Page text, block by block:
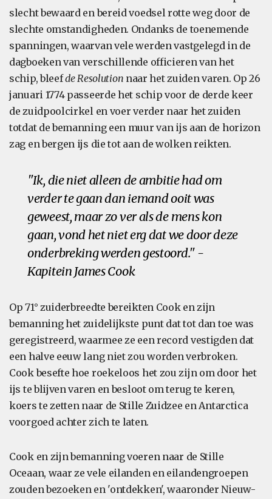
slecht bewaard en bereid voedsel rotte weg door de
slechte omstandigheden. Ondanks de toenemende
spanningen, waarvan vele werden vastgelegd in de
dagboeken van verschillende officieren van het
schip, bleefde Resolution naar het zuiden varen. Op 26
januari 1774 passeerde het schip voor de derde keer
de zuidpoolcirkel en voer verder naar het zuiden
totdat de bemanning een muur van ijs aan de horizon
zag en bergen ijs die tot aan de wolken reikten.
"Ik, die niet alleen de ambitie had om
verder te gaan dan iemand ooit was
geweest, maar zo ver als de mens kon
gaan, vond het niet erg dat we door deze
onderbreking werden gestoord." -
Kapitein James Cook
Op 71° zuiderbreedte bereikten Cook en zijn
bemanning het zuidelijkste punt dat tot dan toe was
geregistreerd, waarmee ze een record vestigden dat
een halve eeuw lang niet zou worden verbroken.
Cook besefte hoe roekeloos het zou zijn om door het
ijs te blijven varen en besloot om terug te keren,
koers te zetten naar de Stille Zuidzee en Antarctica
voorgoed achter zich te laten.
Cook en zijn bemanning voeren naar de Stille
Oceaan, waar ze vele eilanden en eilandengroepen
zouden bezoeken en 'ontdekken', waaronder Nieuw-